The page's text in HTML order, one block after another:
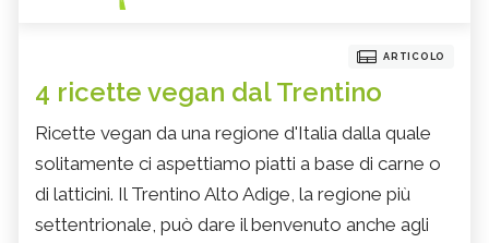
ARTICOLO
4 ricette vegan dal Trentino
Ricette vegan da una regione d'Italia dalla quale
solitamente ci aspettiamo piatti a base di carne o
di latticini. Il Trentino Alto Adige, la regione più
settentrionale, può dare il benvenuto anche agli